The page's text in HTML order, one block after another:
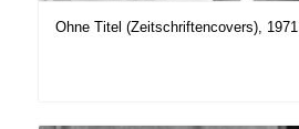
Ohne Titel (Zeitschriftencovers), 1971